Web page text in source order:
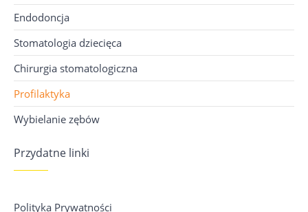
Endodoncja
Stomatologia dziecięca
Chirurgia stomatologiczna
Profilaktyka
Wybielanie zębów
Przydatne linki
Polityka Prywatności